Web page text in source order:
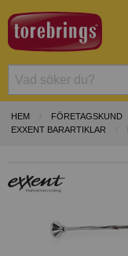
HEM FÖRETAGSKUND
EXXENT BARARTIKLAR